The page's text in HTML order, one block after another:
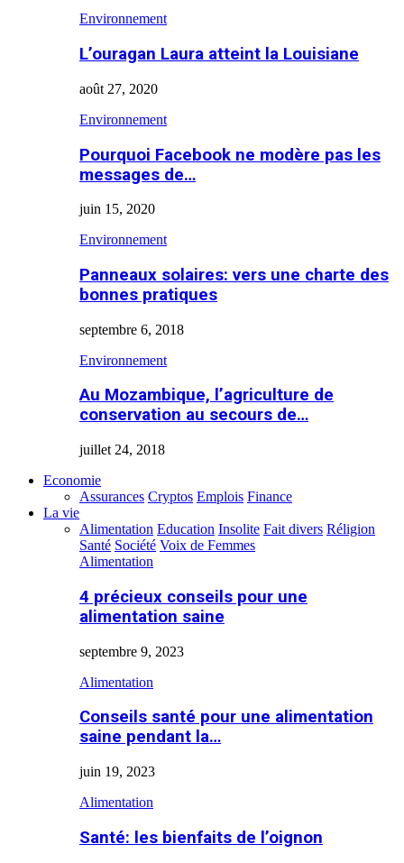
Environnement
L’ouragan Laura atteint la Louisiane
août 27, 2020
Environnement
Pourquoi Facebook ne modère pas les
messages de…
juin 15, 2020
Environnement
Panneaux solaires: vers une charte des
bonnes pratiques
septembre 6, 2018
Environnement
Au Mozambique, l’agriculture de
conservation au secours de…
juillet 24, 2018
Economie
Assurances Cryptos Emplois Finance
La vie
Alimentation Education Insolite Fait divers Réligion
Santé Société Voix de Femmes
Alimentation
4 précieux conseils pour une
alimentation saine
septembre 9, 2023
Alimentation
Conseils santé pour une alimentation
saine pendant la…
juin 19, 2023
Alimentation
Santé: les bienfaits de l’oignon